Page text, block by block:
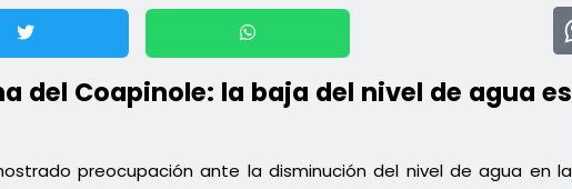
del Coapinole: la baja del nivel de agua es
preocupación ante la disminución del nivel de agua en la